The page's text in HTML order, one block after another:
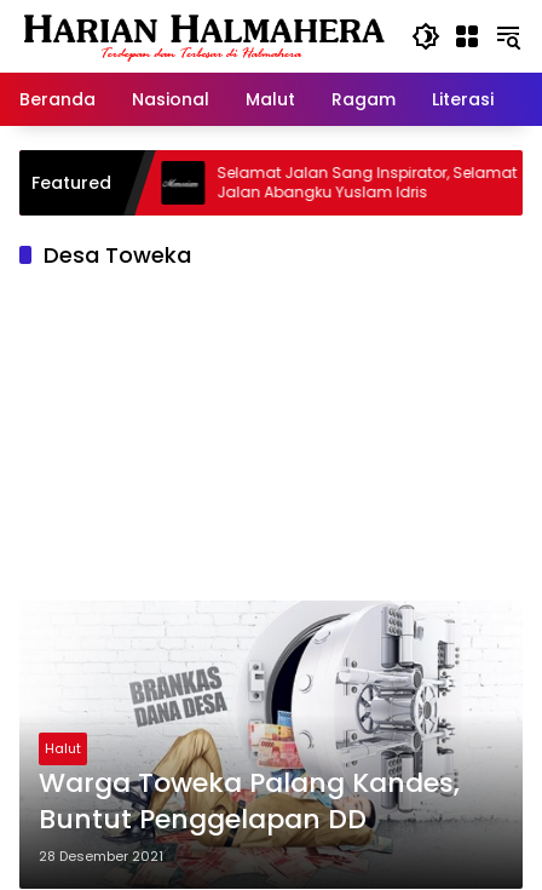
Langsung
Beranda
Nasional Malut Ragam Literasi
Featured
Warisan
Selamat Jalan Sang Inspirator, Selamat
Jalan Abangku Yuslam Idris
Desa Toweka
Halut
Warga Toweka Palang Kandes,
Buntut Penggelapan DD
28 Desember 2021